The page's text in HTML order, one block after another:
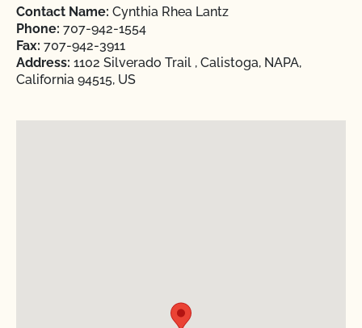
Contact Name: Cynthia Rhea Lantz
Phone: 707-942-1554
Fax: 707-942-3911
Address: 1102 Silverado Trail , Calistoga, NAPA,
California 94515, US